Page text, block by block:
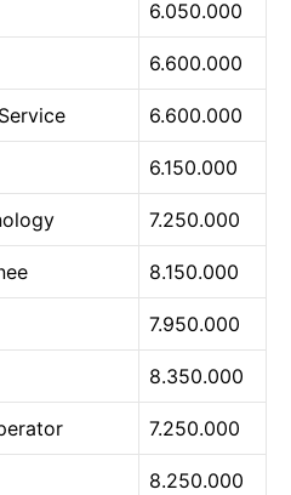
6.050.000
6.600.000
6.600.000
6.150.000
7.250.000
8.150.000
7.950.000
8.350.000
7.250.000
8.250.000